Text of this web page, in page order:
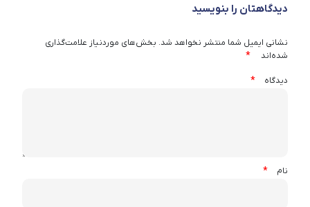
دیدگاهتان را بنویسید
نشانی ایمیل شما منتشر نخواهد شد. بخش‌های موردنیاز علامت‌گذاری
شده‌اند
*
دیدگاه *
نام *